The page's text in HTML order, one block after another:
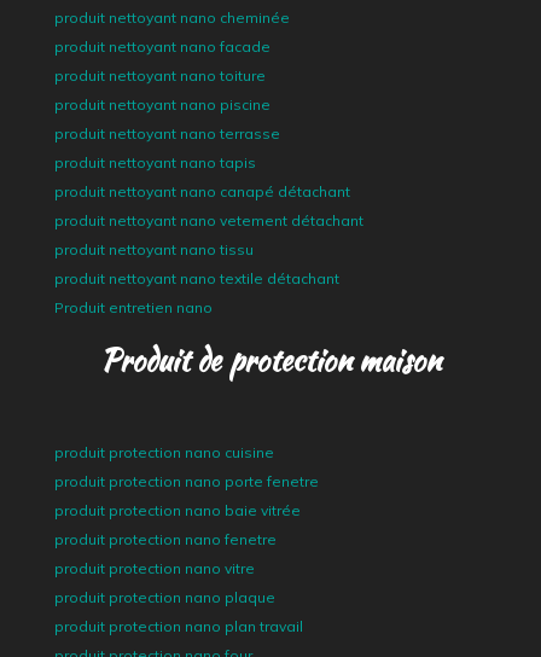
produit nettoyant nano cheminée
produit nettoyant nano facade
produit nettoyant nano toiture
produit nettoyant nano piscine
produit nettoyant nano terrasse
produit nettoyant nano tapis
produit nettoyant nano canapé détachant
produit nettoyant nano vetement détachant
produit nettoyant nano tissu
produit nettoyant nano textile détachant
Produit entretien nano
Produit de protection maison
produit protection nano cuisine
produit protection nano porte fenetre
produit protection nano baie vitrée
produit protection nano fenetre
produit protection nano vitre
produit protection nano plaque
produit protection nano plan travail